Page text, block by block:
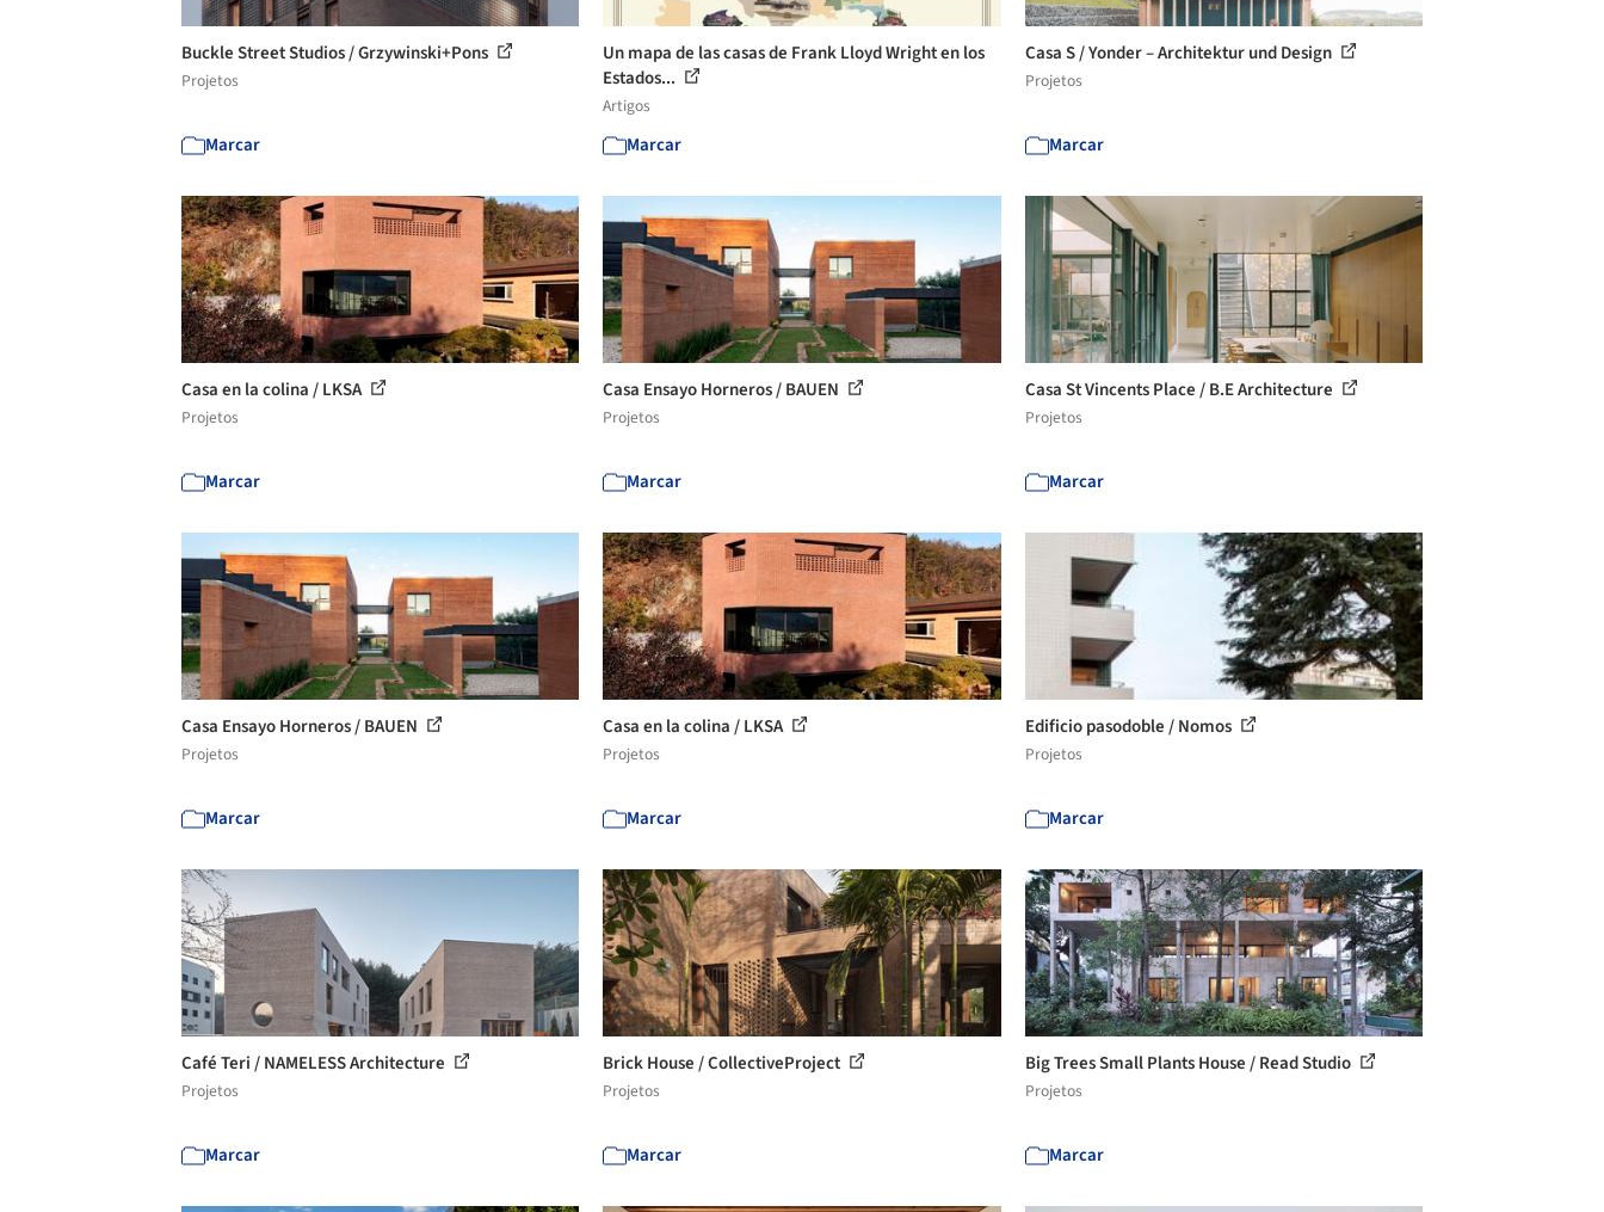
Buckle Street Studios / Grzywinski+Pons
Projetos
Marcar
Un mapa de las casas de Frank Lloyd Wright en los
Estados...
Artigos
Marcar
Casa S / Yonder – Architektur und Design
Projetos
Marcar
Casa en la colina / LKSA
Projetos
Marcar
Casa Ensayo Horneros / BAUEN
Projetos
Marcar
Casa St Vincents Place / B.E Architecture
Projetos
Marcar
Casa Ensayo Horneros / BAUEN
Projetos
Marcar
Casa en la colina / LKSA
Projetos
Marcar
Edificio pasodoble / Nomos
Projetos
Marcar
Café Teri / NAMELESS Architecture
Projetos
Marcar
Brick House / CollectiveProject
Projetos
Marcar
Big Trees Small Plants House / Read Studio
Projetos
Marcar